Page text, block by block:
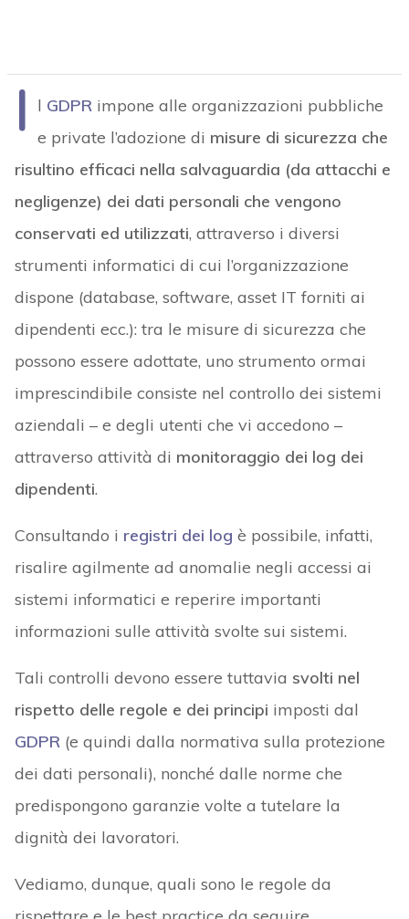
I l GDPRimpone alle organizzazioni pubbliche
e private l’adozione di misure di sicurezza che
risultino efficaci nella salvaguardia (da attacchi e
negligenze) dei dati personali che vengono
conservati ed utilizzati, attraverso i diversi
strumenti informatici di cui l’organizzazione
dispone (database, software, asset IT forniti ai
dipendenti ecc.): tra le misure di sicurezza che
possono essere adottate, uno strumento ormai
imprescindibile consiste nel controllo dei sistemi
aziendali – e degli utenti che vi accedono –
attraverso attività di monitoraggio dei log dei
dipendenti.
Consultando i registri dei log è possibile, infatti,
risalire agilmente ad anomalie negli accessi ai
sistemi informatici e reperire importanti
informazioni sulle attività svolte sui sistemi.
Tali controlli devono essere tuttavia svolti nel
rispetto delle regole e dei principi imposti dal
GDPR(e quindi dalla normativa sulla protezione
dei dati personali), nonché dalle norme che
predispongono garanzie volte a tutelare la
dignità dei lavoratori.
Vediamo, dunque, quali sono le regole da